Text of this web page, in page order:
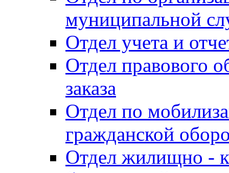
муниципальной
Отдел учета и
Отдел правового
заказа
Отдел по
гражданской
Отдел жилищно -